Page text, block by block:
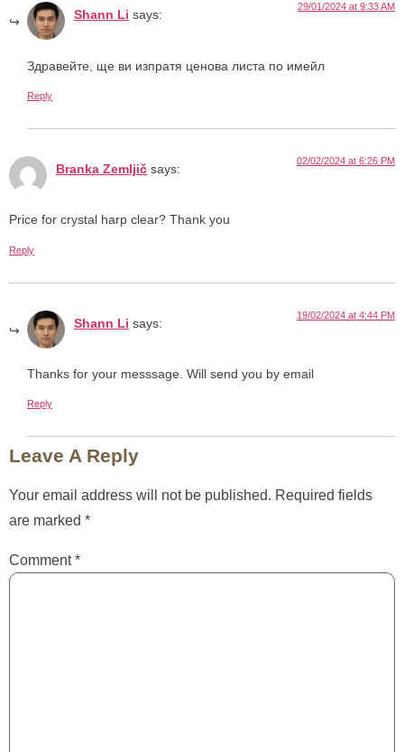
Shann Li says:
29/01/2024 at 9:33 AM
Здравейте, ще ви изпратя ценова листа по имейл
Reply
Branka Zemljič says:
02/02/2024 at 6:26 PM
Price for crystal harp clear? Thank you
Reply
Shann Li says:
19/02/2024 at 4:44 PM
Thanks for your messsage. Will send you by email
Reply
Leave A Reply
Your email address will not be published. Required fields
are marked *
Comment*